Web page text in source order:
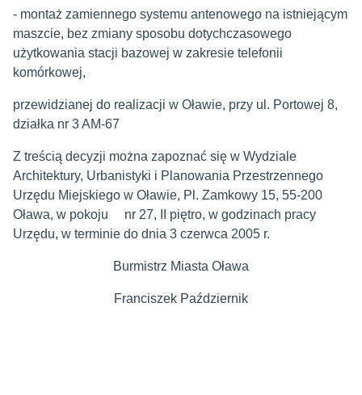
- montaż zamiennego systemu antenowego na istniejącym
maszcie, bez zmiany sposobu dotychczasowego
użytkowania stacji bazowej w zakresie telefonii
komórkowej,
przewidzianej do realizacji w Oławie, przy ul. Portowej 8,
działka nr 3 AM-67
Z treścią decyzji można zapoznać się w Wydziale
Architektury, Urbanistyki i Planowania Przestrzennego
Urzędu Miejskiego w Oławie, Pl. Zamkowy 15, 55-200
Oława, w pokoju nr 27, II piętro, w godzinach pracy
Urzędu, w terminie do dnia 3 czerwca 2005 r.
Burmistrz Miasta Oława
Franciszek Październik